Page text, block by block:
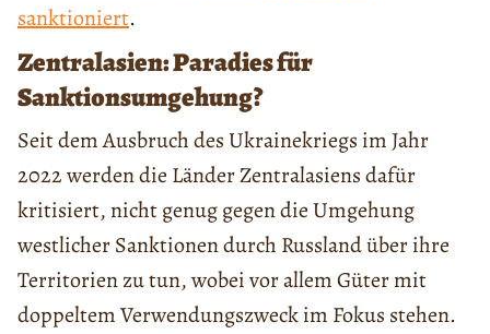
sanktioniert.
Zentralasien: Paradies für
Sanktionsumgehung?
Seit dem Ausbruch des Ukrainekriegs im Jahr
2022 werden die Länder Zentralasiens dafür
kritisiert, nicht genug gegen die Umgehung
westlicher Sanktionen durch Russland über ihre
Territorien zu tun, wobei vor allem Güter mit
doppeltem Verwendungszweck im Fokus stehen.